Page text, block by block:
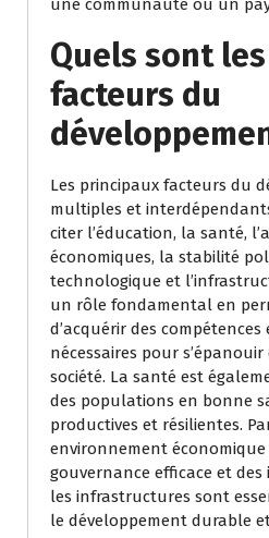
une communauté ou un
Quels sont
facteurs du
Les principaux facteurs du
multiples et
citer l’éducation, la santé,
économiques, la stabilité
technologique et
un rôle fondamental en
d’acquérir des
nécessaires pour
société. La santé est
des populations en bonne
productives et résilientes.
environnement
gouvernance efficace et des
les infrastructures sont
le développement durable